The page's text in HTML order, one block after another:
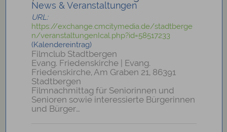
News & Veranstaltungen
URL:
https://exchange.cmcitymedia.de/stadtberge
n/veranstaltungenIcal.php?id=58517233
(Kalendereintrag)
Filmclub Stadtbergen
Evang. Friedenskirche | Evang.
Friedenskirche, Am Graben 21, 86391
Stadtbergen
Filmnachmittag für Seniorinnen und
Senioren sowie interessierte Bürgerinnen
und Bürger…